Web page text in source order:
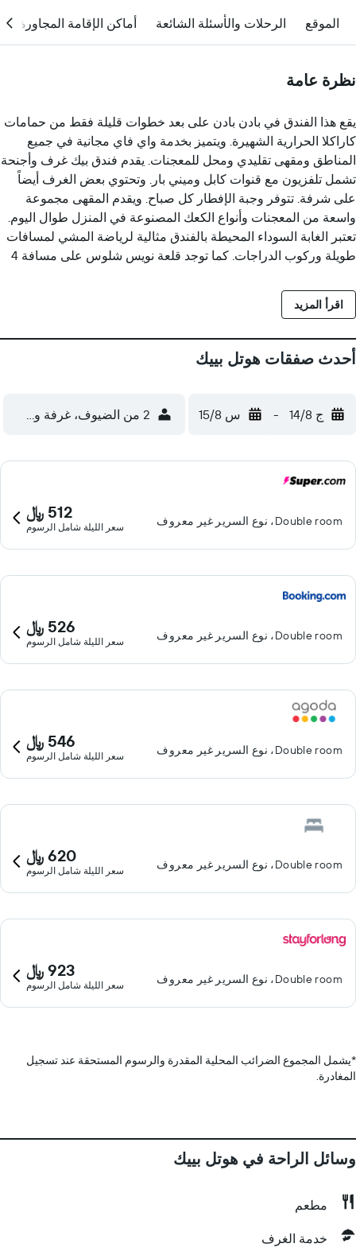
الموقع الرحلات والأسئلة الشائعة أماكن الإقامة المجاورة
نظرة عامة
يقع هذا الفندق في بادن بادن على بعد خطوات قليلة فقط من حمامات
كاراكلا الحرارية الشهيرة. ويتميز بخدمة واي فاي مجانية في جميع
المناطق ومقهى تقليدي ومحل للمعجنات. يقدم فندق بيك غرف وأجنحة
تشمل تلفزيون مع قنوات كابل وميني بار. وتحتوي بعض الغرف أيضاً
على شرفة. تتوفر وجبة الإفطار كل صباح. ويقدم المقهى مجموعة
واسعة من المعجنات وأنواع الكعك المصنوعة في المنزل طوال اليوم.
تعتبر الغابة السوداء المحيطة بالفندق مثالية لرياضة المشي لمسافات
طويلة وركوب الدراجات. كما توجد قلعة نويس شلوس على مسافة 4
اقرأ المزيد
أحدث صفقات هوتل بييك
ج 14/8 - س 15/8 2 من الضيوف، غرفة واحدة
Double room، نوع السرير غير معروف 512 ﷼
سعر الليلة شامل الرسوم
Double room، نوع السرير غير معروف 526 ﷼
سعر الليلة شامل الرسوم
Double room، نوع السرير غير معروف 546 ﷼
سعر الليلة شامل الرسوم
Double room، نوع السرير غير معروف 620 ﷼
سعر الليلة شامل الرسوم
Double room، نوع السرير غير معروف 923 ﷼
سعر الليلة شامل الرسوم
*يشمل المجموع الضرائب المحلية المقدرة والرسوم المستحقة عند تسجيل
المغادرة.
وسائل الراحة في هوتل بييك
مطعم
خدمة الغرف